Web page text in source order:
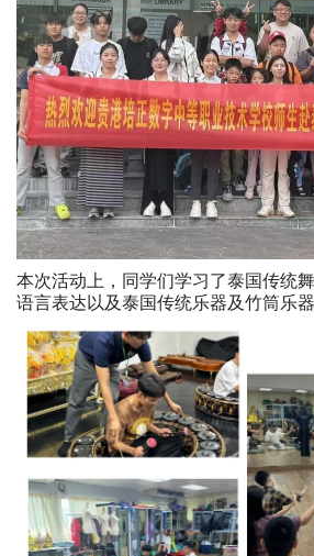
本次活动上，同学们学习了泰国传统
语言表达以及泰国传统乐器及竹筒乐器